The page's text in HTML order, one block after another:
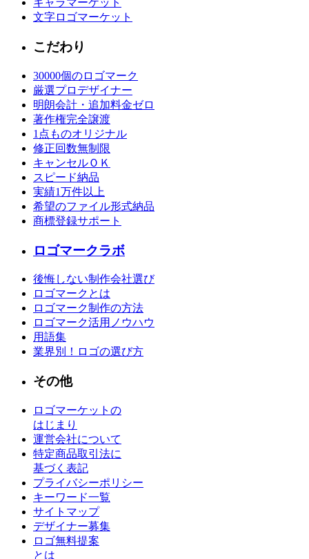
キャラマーケット
文字ロゴマーケット
こだわり
30000個のロゴマーク
厳選プロデザイナー
明朗会計・追加料金ゼロ
著作権完全譲渡
1点ものオリジナル
修正回数無制限
キャンセルＯＫ
スピード納品
実績1万件以上
希望のファイル形式納品
商標登録サポート
ロゴマークラボ
後悔しない制作会社選び
ロゴマークとは
ロゴマーク制作の方法
ロゴマーク活用ノウハウ
用語集
業界別！ロゴの選び方
その他
ロゴマーケットの
はじまり
運営会社について
特定商品取引法に
基づく表記
プライバシーポリシー
キーワード一覧
サイトマップ
デザイナー募集
ロゴ無料提案
とは